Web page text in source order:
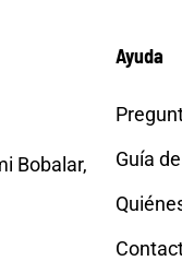
Bobalar,
Ayuda
Guía